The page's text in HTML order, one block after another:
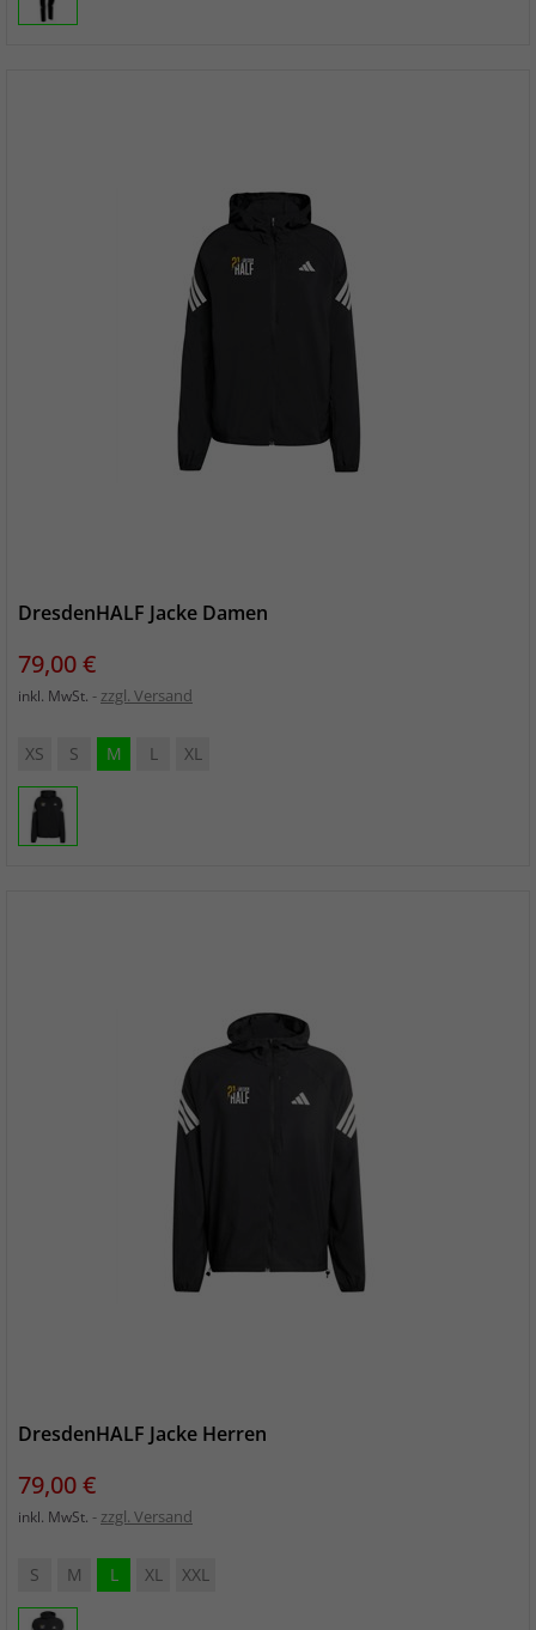
DresdenHALF Jacke Damen
Preis
79,00 €
inkl. MwSt. zzgl. Versand
XS S M L XL
DresdenHALF Jacke Herren
Preis
79,00 €
inkl. MwSt. zzgl. Versand
S M L XL XXL